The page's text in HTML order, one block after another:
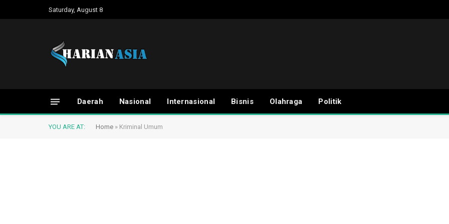
Saturday, August 8
Daerah Nasional Internasional Bisnis Olahraga Politik
YOU ARE AT: Home » Kriminal Umum